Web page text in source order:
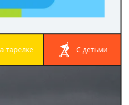
на тарелке с детьми